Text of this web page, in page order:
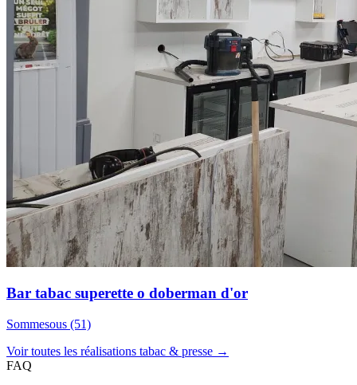
Bar tabac superette o doberman d'or
Sommesous (51)
Voir toutes les réalisations tabac & presse →
FAQ